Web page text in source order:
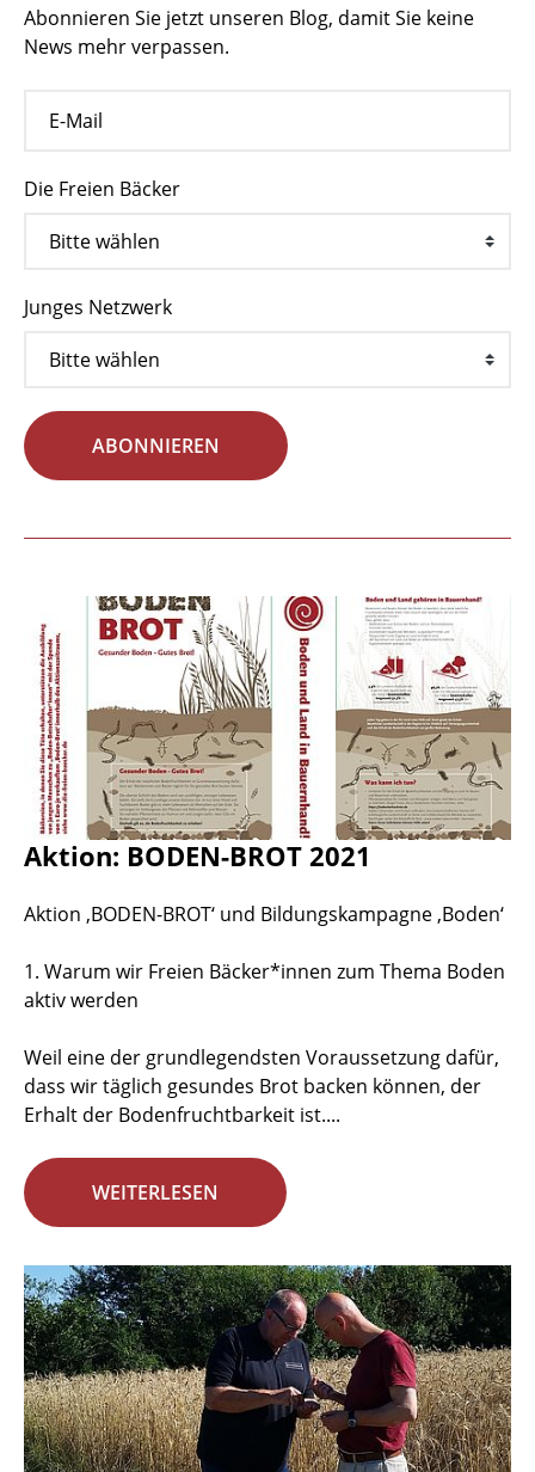
Abonnieren Sie jetzt unseren Blog, damit Sie keine
News mehr verpassen.
Die Freien Bäcker
Junges Netzwerk
ABONNIEREN
Aktion: BODEN-BROT 2021
Aktion ‚BODEN-BROT‘ und Bildungskampagne ‚Boden‘
1. Warum wir Freien Bäcker*innen zum Thema Boden
aktiv werden
Weil eine der grundlegendsten Voraussetzung dafür,
dass wir täglich gesundes Brot backen können, der
Erhalt der Bodenfruchtbarkeit ist....
WEITERLESEN